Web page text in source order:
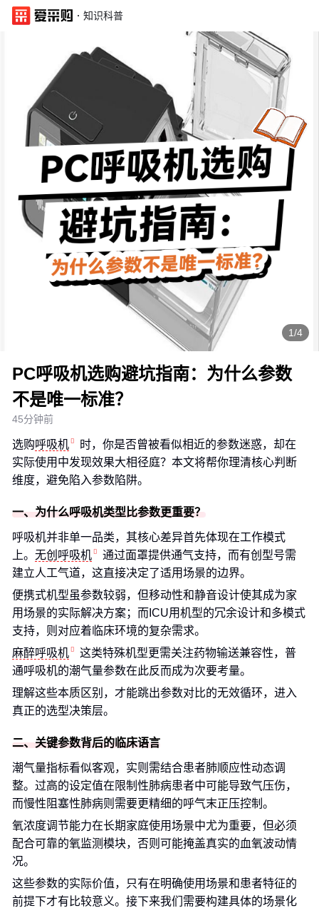
· 知识科普
1/4
PC呼吸机选购避坑指南：为什么参数
不是唯一标准？
45分钟前
选购呼吸机
时，你是否曾被看似相近的参数迷惑，却在
实际使用中发现效果大相径庭？本文将帮你理清核心判断
维度，避免陷入参数陷阱。
一、为什么呼吸机类型比参数更重要？
呼吸机并非单一品类，其核心差异首先体现在工作模式
上。 无创呼吸机
通过面罩提供通气支持，而有创型号需
建立人工气道，这直接决定了适用场景的边界。
便携式机型虽参数较弱，但移动性和静音设计使其成为家
用场景的实际解决方案；而ICU用机型的冗余设计和多模式
支持，则对应着临床环境的复杂需求。
麻醉呼吸机
这类特殊机型更需关注药物输送兼容性，普
通呼吸机的潮气量参数在此反而成为次要考量。
理解这些本质区别，才能跳出参数对比的无效循环，进入
真正的选型决策层。
二、关键参数背后的临床语言
潮气量指标看似客观，实则需结合患者肺顺应性动态调
整。过高的设定值在限制性肺病患者中可能导致气压伤，
而慢性阻塞性肺病则需要更精细的呼气末正压控制。
氧浓度调节能力在长期家庭使用场景中尤为重要，但必须
配合可靠的氧监测模块，否则可能掩盖真实的血氧波动情
况。
这些参数的实际价值，只有在明确使用场景和患者特征的
前提下才有比较意义。接下来我们需要构建具体的场景化